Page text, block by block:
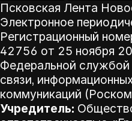
Псковская Лента
Электронное
Регистрационный
42756 от 25 ноября
Федеральной
связи,
коммуникаций
Учредитель: